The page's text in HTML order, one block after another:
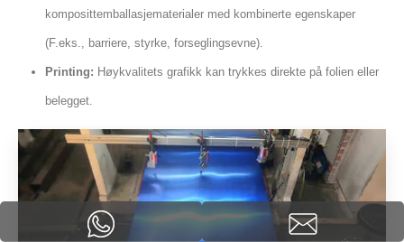
komposittemballasjematerialer med kombinerte egenskaper
(F.eks., barriere, styrke, forseglingsevne).
Printing: Høykvalitets grafikk kan trykkes direkte på folien eller
belegget.